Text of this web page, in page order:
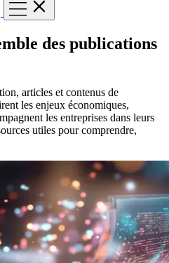
des publications
articles et contenus de
les enjeux économiques,
les entreprises dans leurs
utiles pour comprendre,